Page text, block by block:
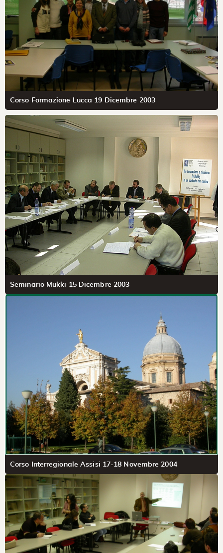
Corso Formazione Lucca 19 Dicembre 2003
Seminario Mukki 15 Dicembre 2003
Corso Interregionale Assisi 17-18 Novembre 2004